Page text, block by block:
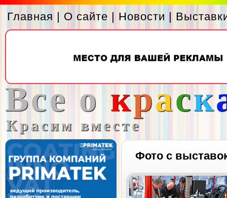
Главная | О сайте | Новости |
Все о краск
Красим вместе
Фото с